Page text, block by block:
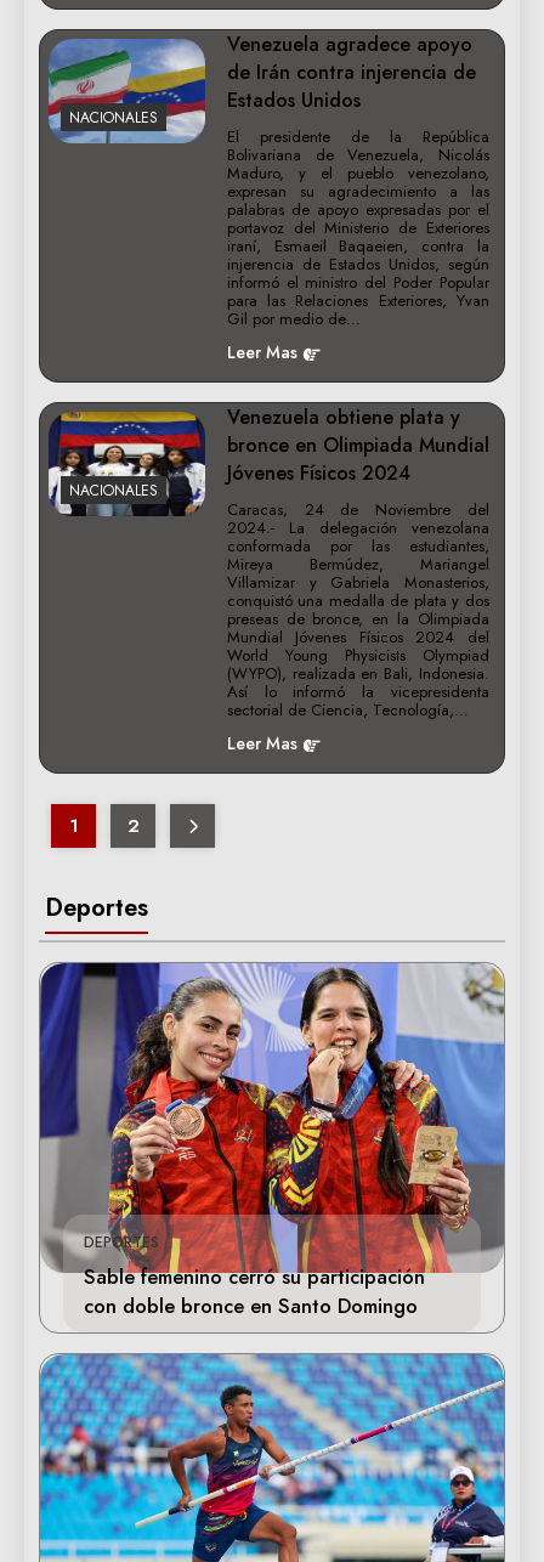
Deportes
DEPORTES
Sable femenino cerró su participación
con doble bronce en Santo Domingo
NACIONALES
Venezuela agradece apoyo
de Irán contra injerencia de
Estados Unidos
El presidente de la República
Bolivariana de Venezuela, Nicolás
Maduro, y el pueblo venezolano,
expresan su agradecimiento a las
palabras de apoyo expresadas por el
portavoz del Ministerio de Exteriores
iraní, Esmaeil Baqaeien, contra la
injerencia de Estados Unidos, según
informó el ministro del Poder Popular
para las Relaciones Exteriores, Yvan
Gil por medio de…
Leer Mas
NACIONALES
Venezuela obtiene plata y
bronce en Olimpiada Mundial
Jóvenes Físicos 2024
Caracas, 24 de Noviembre del
2024.- La delegación venezolana
conformada por las estudiantes,
Mireya Bermúdez, Mariangel
Villamizar y Gabriela Monasterios,
conquistó una medalla de plata y dos
preseas de bronce, en la Olimpiada
Mundial Jóvenes Físicos 2024 del
World Young Physicists Olympiad
(WYPO), realizada en Bali, Indonesia.
Así lo informó la vicepresidenta
sectorial de Ciencia, Tecnología,…
Leer Mas
1 2